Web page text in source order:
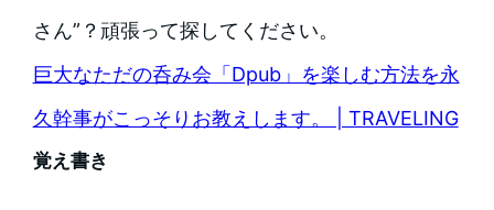
さん”？頑張って探してください。
巨大なただの呑み会「Dpub」を楽しむ方法を永
久幹事がこっそりお教えします。 | TRAVELING
覚え書き